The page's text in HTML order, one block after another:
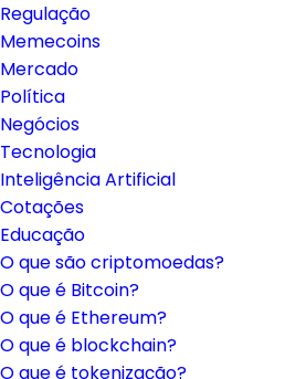
Regulação
Memecoins
Mercado
Política
Negócios
Tecnologia
Inteligência Artificial
Cotações
Educação
O que são criptomoedas?
O que é Bitcoin?
O que é Ethereum?
O que é blockchain?
O que é tokenização?